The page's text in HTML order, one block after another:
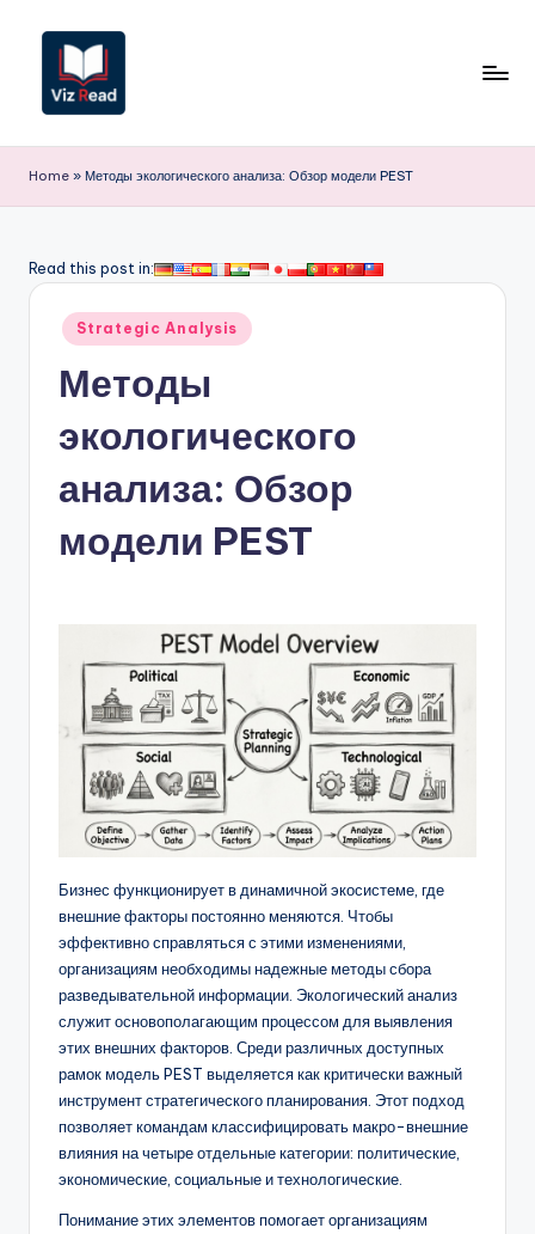
Перейти
содержимому
iz
R
a
R
si
w
&
D
Home » Методы экологического анализа: Обзор модели PEST
Read this post in:
Опубликовано
Strategic Analysis
Методы
экологического
анализа: Обзор
модели PEST
Бизнес функционирует в динамичной экосистеме, где
внешние факторы постоянно меняются. Чтобы
эффективно справляться с этими изменениями,
организациям необходимы надежные методы сбора
разведывательной информации. Экологический анализ
служит основополагающим процессом для выявления
этих внешних факторов. Среди различных доступных
рамок модель PEST выделяется как критически важный
инструмент стратегического планирования. Этот подход
позволяет командам классифицировать макро-внешние
влияния на четыре отдельные категории: политические,
экономические, социальные и технологические.
Понимание этих элементов помогает организациям